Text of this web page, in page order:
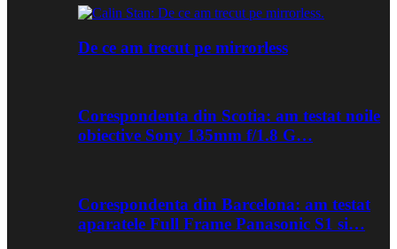
De ce am trecut pe mirrorless
Corespondenta din Scotia: am testat noile
obiective Sony 135mm f/1.8 G…
Corespondenta din Barcelona: am testat
aparatele Full Frame Panasonic S1 si…